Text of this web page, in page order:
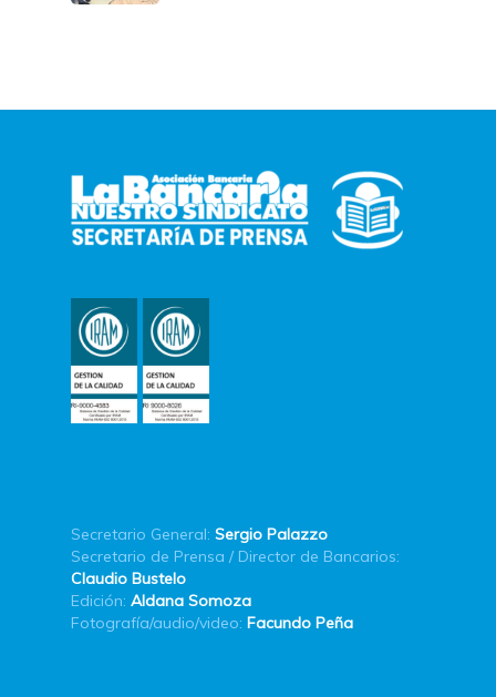
Secretario General: Sergio Palazzo
Secretario de Prensa / Director de Bancarios:
Claudio Bustelo
Edición: Aldana Somoza
Fotografía/audio/video: Facundo Peña